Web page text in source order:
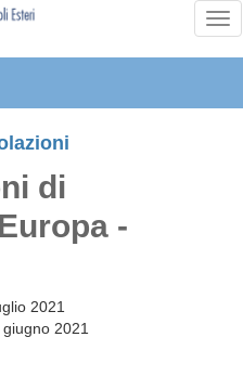
di
-
2021
giugno 2021